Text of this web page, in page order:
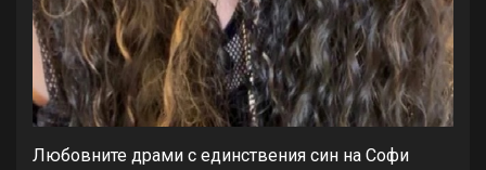
Любовните драми с единствения син на Софи